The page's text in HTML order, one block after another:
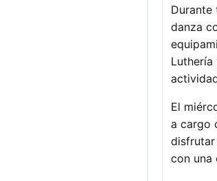
Durante
danza
El
a cargo
disfrutar
con una